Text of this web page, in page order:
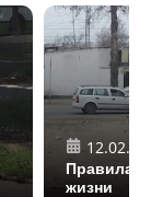
Правила и
жизни